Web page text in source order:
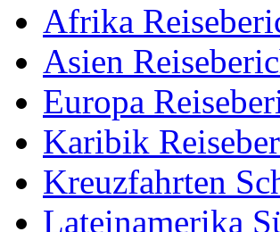
Afrika
Asien
Europa
Karibik
Kreuzfahrten
Lateinamerika